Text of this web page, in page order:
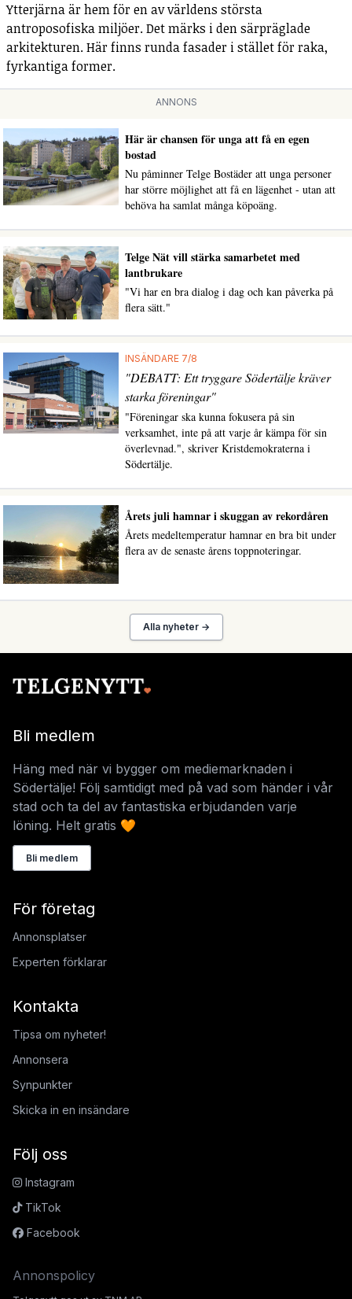
Ytterjärna är hem för en av världens största
antroposofiska miljöer. Det märks i den särpräglade
arkitekturen. Här finns runda fasader i stället för raka,
fyrkantiga former.
ANNONS
Här är chansen för unga att få en egen
bostad
Nu påminner Telge Bostäder att unga personer
har större möjlighet att få en lägenhet - utan att
behöva ha samlat många köpoäng.
Telge Nät vill stärka samarbetet med
lantbrukare
"Vi har en bra dialog i dag och kan påverka på
flera sätt."
INSÄNDARE 7/8
"DEBATT: Ett tryggare Södertälje kräver
starka föreningar"
"Föreningar ska kunna fokusera på sin
verksamhet, inte på att varje år kämpa för sin
överlevnad.", skriver Kristdemokraterna i
Södertälje.
Årets juli hamnar i skuggan av rekordåren
Årets medeltemperatur hamnar en bra bit under
flera av de senaste årens toppnoteringar.
Alla nyheter →
Bli medlem
Häng med när vi bygger om mediemarknaden i
Södertälje! Följ samtidigt med på vad som händer i vår
stad och ta del av fantastiska erbjudanden varje
löning. Helt gratis 🧡
Bli medlem
För företag
Annonsplatser
Experten förklarar
Kontakta
Tipsa om nyheter!
Annonsera
Synpunkter
Skicka in en insändare
Följ oss
Instagram
TikTok
Facebook
Annonspolicy